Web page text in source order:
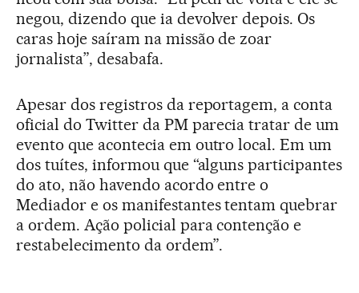
negou, dizendo que ia devolver depois. Os
caras hoje saíram na missão de zoar
jornalista”, desabafa.
Apesar dos registros da reportagem, a conta
oficial do Twitter da PM parecia tratar de um
evento que acontecia em outro local. Em um
dos tuítes, informou que “alguns participantes
do ato, não havendo acordo entre o
Mediador e os manifestantes tentam quebrar
a ordem. Ação policial para contenção e
restabelecimento da ordem”.